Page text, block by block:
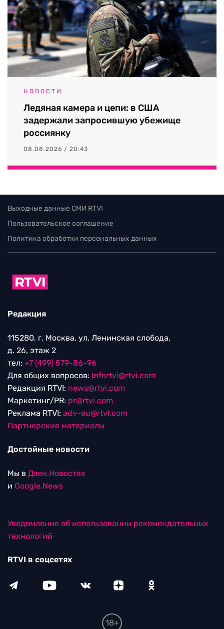
НОВОСТИ
Ледяная камера и цепи: в США
задержали запросившую убежище
россиянку
08.08.2026 / 20:43
Выходные данные СМИ RTVI
Пользовательское соглашение
Политика обработки персональных данных
Редакция
115280, г. Москва, ул. Ленинская слобода,
д. 26, этаж 2
тел: +7 (499) 579-86-96
Для общих вопросов: Infortvi@rtvi.com
Редакция RTVI: news@rtvi.com
Маркетинг/PR: pr@rtvi.com
Реклама RTVI: adv-eu@rtvi.com
Партнерские материалы
Достойные новости
Мы в Дзен.Новостях
и Google.News
Уведомление об использовании рекомендательных
технологий
RTVI в соцсетях
18+